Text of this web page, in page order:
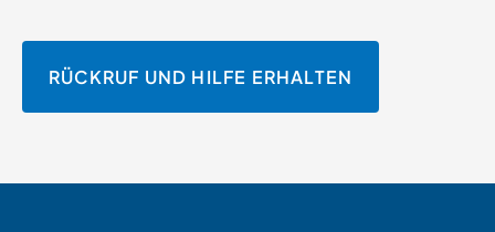
RÜCKRUF UND HILFE ERHALTEN